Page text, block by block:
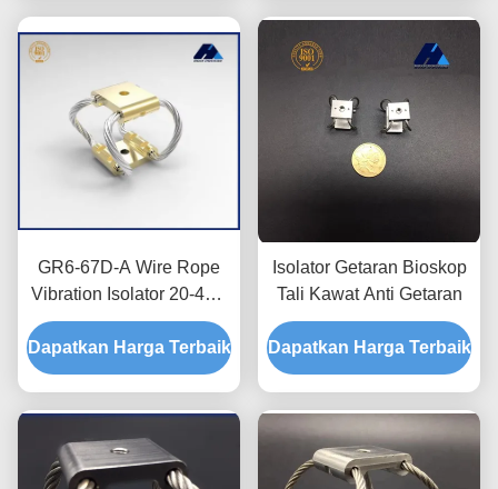
GR6-67D-A Wire Rope
Vibration Isolator 20-47N
Beban 90% Isolasi
Dapatkan Harga Terbaik
Isolator Getaran Bioskop
Tali Kawat Anti Getaran
Dapatkan Harga Terbaik